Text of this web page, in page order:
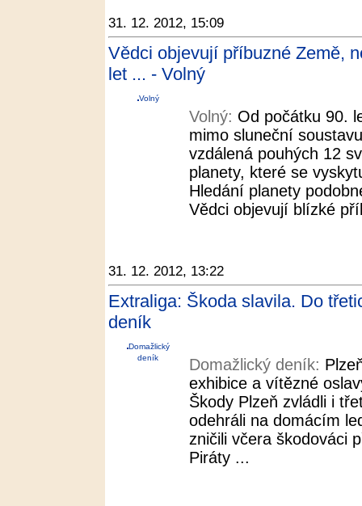
31. 12. 2012, 15:09
Vědci objevují příbuzné Země,
let ... - Volný
Volný
Volný: Od počátku 90.
mimo sluneční
vzdálená pouhých 12
planety, které se
Hledání planety
Vědci objevují blízké
31. 12. 2012, 13:22
Extraliga: Škoda slavila. Do
deník
Domažlický
deník
Domažlický deník:
exhibice a vítězné
Škody Plzeň zvládli i
odehráli na domácím
zničili včera škodováci
Piráty ...